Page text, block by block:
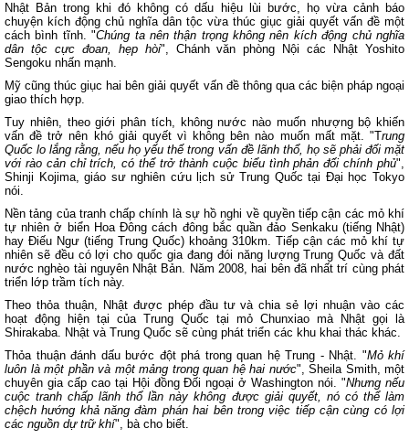
Nhật Bản trong khi đó không có dấu hiệu lùi bước, họ vừa cảnh báo
chuyện kích động chủ nghĩa dân tộc vừa thúc giục giải quyết vấn đề một
cách bình tĩnh. "Chúng ta nên thận trọng không nên kích động chủ nghĩa
dân tộc cực đoan, hẹp hòi", Chánh văn phòng Nội các Nhật Yoshito
Sengoku nhấn mạnh.
Mỹ cũng thúc giục hai bên giải quyết vấn đề thông qua các biện pháp ngoại
giao thích hợp.
Tuy nhiên, theo giới phân tích, không nước nào muốn nhượng bộ khiến
vấn đề trở nên khó giải quyết vì không bên nào muốn mất mặt. "Trung
Quốc lo lắng rằng, nếu họ yếu thế trong vấn đề lãnh thổ, họ sẽ phải đối mặt
với rào cản chỉ trích, có thể trở thành cuộc biểu tình phản đối chính phủ",
Shinji Kojima, giáo sư nghiên cứu lịch sử Trung Quốc tại Đại học Tokyo
nói.
Nền tảng của tranh chấp chính là sự hồ nghi về quyền tiếp cận các mỏ khí
tự nhiên ở biển Hoa Đông cách đông bắc quần đảo Senkaku (tiếng Nhật)
hay Điếu Ngư (tiếng Trung Quốc) khoảng 310km. Tiếp cận các mỏ khí tự
nhiên sẽ đều có lợi cho quốc gia đang đói năng lượng Trung Quốc và đất
nước nghèo tài nguyên Nhật Bản. Năm 2008, hai bên đã nhất trí cùng phát
triển lớp trầm tích này.
Theo thỏa thuận, Nhật được phép đầu tư và chia sẻ lợi nhuận vào các
hoạt động hiện tại của Trung Quốc tại mỏ Chunxiao mà Nhật gọi là
Shirakaba. Nhật và Trung Quốc sẽ cùng phát triển các khu khai thác khác.
Thỏa thuận đánh dấu bước đột phá trong quan hệ Trung - Nhật. "Mỏ khí
luôn là một phần và một mảng trong quan hệ hai nước", Sheila Smith, một
chuyên gia cấp cao tại Hội đồng Đối ngoại ở Washington nói. "Nhưng nếu
cuộc tranh chấp lãnh thổ lần này không được giải quyết, nó có thể làm
chệch hướng khả năng đàm phán hai bên trong việc tiếp cận cùng có lợi
các nguồn dự trữ khí", bà cho biết.